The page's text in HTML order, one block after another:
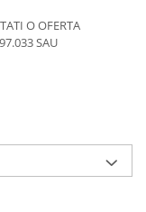
O OFERTA
SAU